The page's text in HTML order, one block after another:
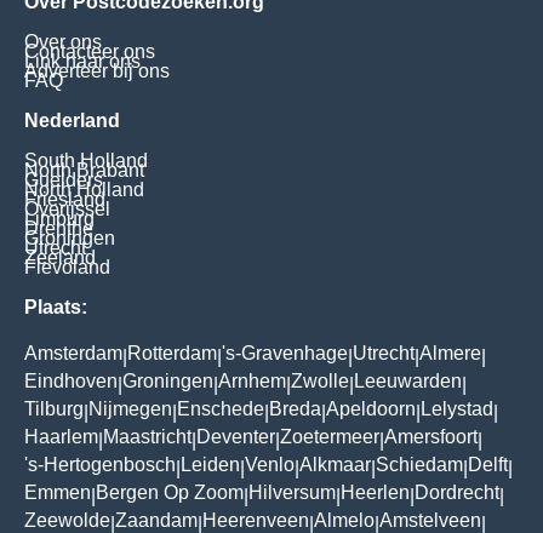
Over ons
Contacteer ons
Link naar ons
Adverteer bij ons
FAQ
Nederland
South Holland
North Brabant
Guelders
North Holland
Friesland
Overijssel
Limburg
Drenthe
Groningen
Utrecht
Zeeland
Flevoland
Plaats:
Amsterdam Rotterdam 's-Gravenhage Utrecht|Almere
Eindhoven Groningen Arnhem Zwolle Leeuwarden
Tilburg Nijmegen Enschede Breda Apeldoorn Lelystad
Haarlem Maastricht| Deventer Zoetermeer Amersfoort|
's-Hertogenbosch Leiden Venlo Alkmaar Schiedam Delft|
Emmen Bergen Op Zoom Hilversum Heerlen Dordrecht|
Zeewolde Zaandam Heerenveen Almelo Amstelveen